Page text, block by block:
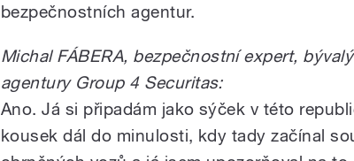
bezpečnostních agentur.
Michal FÁBERA, bezpečnostní expert,
agentury Group 4 Securitas:
Ano. Já si připadám jako sýček v této
kousek dál do minulosti, kdy tady začínal